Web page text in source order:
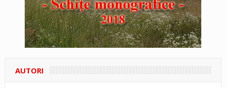
AUTORI